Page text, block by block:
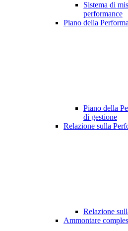
Sistema di
performance
Piano della
Piano della
di gestione
Relazione sulla
Relazione
Ammontare